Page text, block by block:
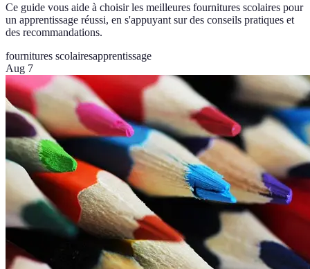
Ce guide vous aide à choisir les meilleures fournitures scolaires pour
un apprentissage réussi, en s'appuyant sur des conseils pratiques et
des recommandations.
fournitures scolairesapprentissage
Aug 7